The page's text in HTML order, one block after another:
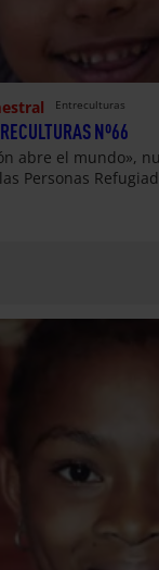
Entreculturas
Nº66
abre el mundo»,
Personas